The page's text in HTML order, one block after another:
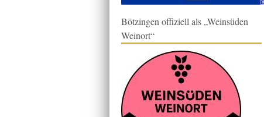
Bötzingen offiziell als „Weinsüden
Weinort“